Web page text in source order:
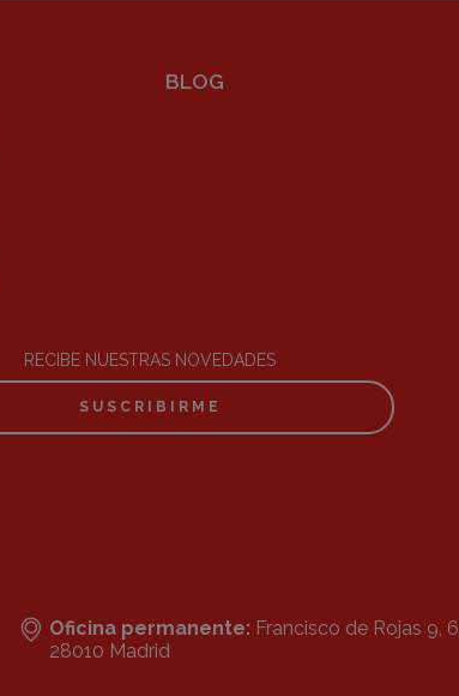
BLOG
RECIBE NUESTRAS NOVEDADES
SUSCRIBIRME
Oficina permanente: Francisco de Rojas 9,
28010 Madrid